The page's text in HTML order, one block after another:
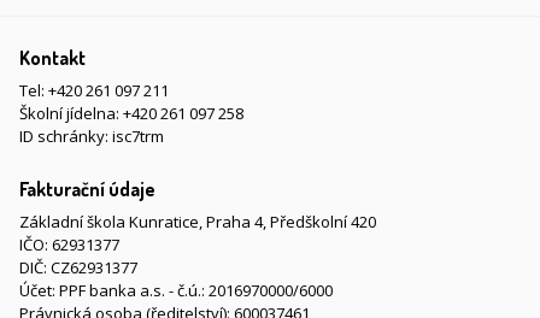
Kontakt
Tel: +420 261 097 211
Školní jídelna: +420 261 097 258
ID schránky: isc7trm
Fakturační údaje
Základní škola Kunratice, Praha 4, Předškolní 420
IČO: 62931377
DIČ: CZ62931377
Účet: PPF banka a.s. - č.ú.: 2016970000/6000
Právnická osoba (ředitelství): 600037461